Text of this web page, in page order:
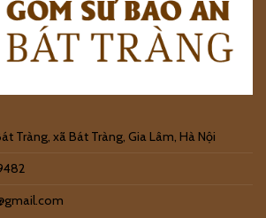
Tràng, xã Bát Tràng, Gia Lâm, Hà Nội